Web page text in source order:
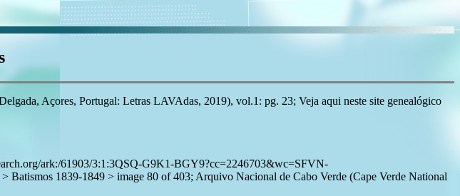
Açores, Portugal: Letras LAVAdas, 2019), vol.1: pg. 23; Veja aqui neste site genealógico
ark:/61903/3:1:3QSQ-G9K1-BGY9?cc=2246703&wc=SFVN-
1839-1849 > image 80 of 403; Arquivo Nacional de Cabo Verde (Cape Verde National